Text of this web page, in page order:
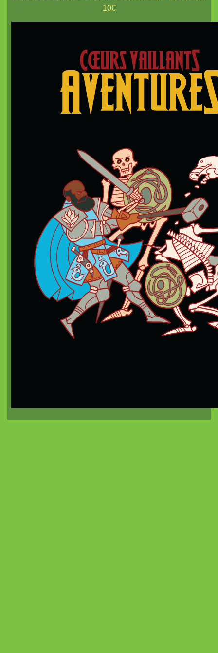
Le métal froid des anneaux de Cerbère
Les Contes du Dragon
Des plans sur la tomette
La Lune et Douze Lotus
Dragon de poche²
nanoChrome
Dragon de poche
10€